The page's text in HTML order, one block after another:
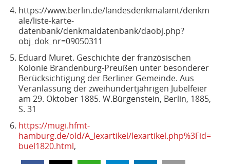
https://www.berlin.de/landesdenkmalamt/denkm
ale/liste-karte-
datenbank/denkmaldatenbank/daobj.php?
obj_dok_nr=09050311
Eduard Muret. Geschichte der französischen
Kolonie Brandenburg-Preußen unter besonderer
Berücksichtigung der Berliner Gemeinde. Aus
Veranlassung der zweihundertjährigen Jubelfeier
am 29. Oktober 1885. W.Bürgenstein, Berlin, 1885,
S. 31
https://mugi.hfmt-
hamburg.de/old/A_lexartikel/lexartikel.php%3Fid=
buel1820.html,